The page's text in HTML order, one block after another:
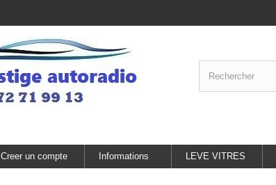
Creer un compte Informations LEVE VITRES